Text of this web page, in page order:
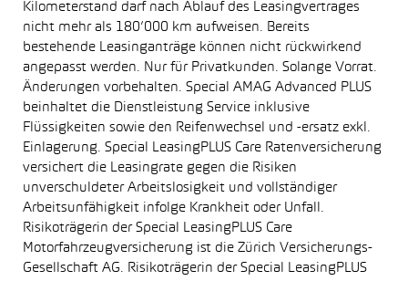
Kilometerstand darf nach Ablauf des Leasingvertrages
nicht mehr als 180’000 km aufweisen. Bereits
bestehende Leasinganträge können nicht rückwirkend
angepasst werden. Nur für Privatkunden. Solange Vorrat.
Änderungen vorbehalten. Special AMAG Advanced PLUS
beinhaltet die Dienstleistung Service inklusive
Flüssigkeiten sowie den Reifenwechsel und -ersatz exkl.
Einlagerung. Special LeasingPLUS Care Ratenversicherung
versichert die Leasingrate gegen die Risiken
unverschuldeter Arbeitslosigkeit und vollständiger
Arbeitsunfähigkeit infolge Krankheit oder Unfall.
Risikoträgerin der Special LeasingPLUS Care
Motorfahrzeugversicherung ist die Zürich Versicherungs-
Gesellschaft AG. Risikoträgerin der Special LeasingPLUS